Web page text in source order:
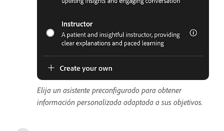
Elija un asistente preconfigurado para obtener
información personalizada adaptada a sus objetivos.